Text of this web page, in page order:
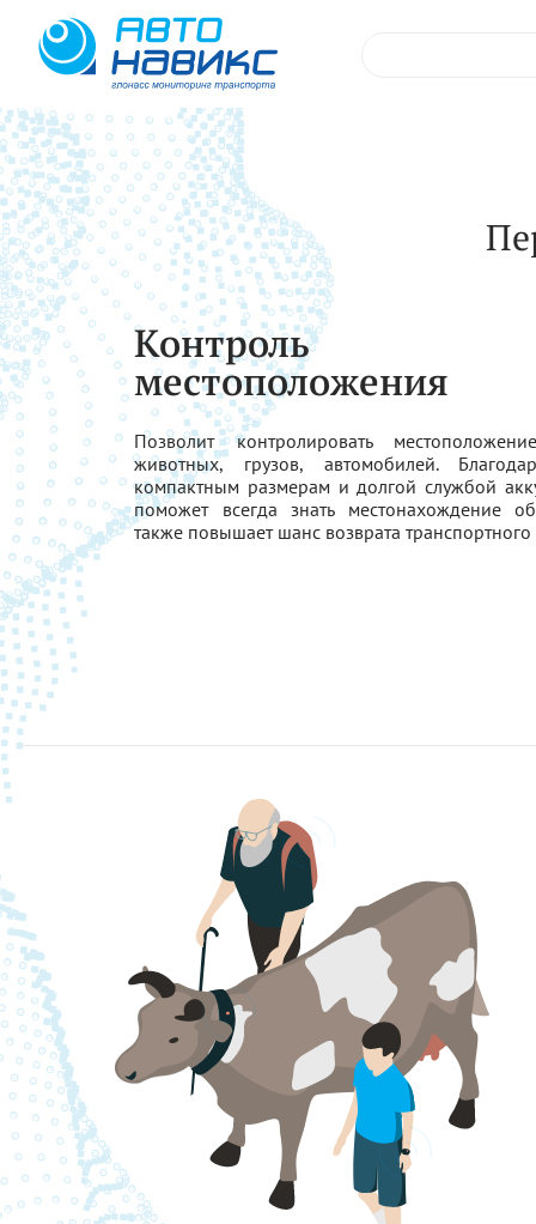
Контроль
местоположения
Позволит контролировать
животных, грузов, автомобилей.
компактным размерам и долгой службой
поможет всегда знать местонахождение
также повышает шанс возврата транспортного